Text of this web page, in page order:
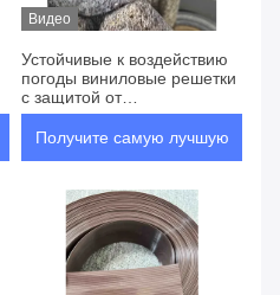
Видео
Устойчивые к воздействию
погоды виниловые решетки
с защитой от
ультрафиолетовых лучей и
настраиваемой длиной для
Получите самую лучшую
цену